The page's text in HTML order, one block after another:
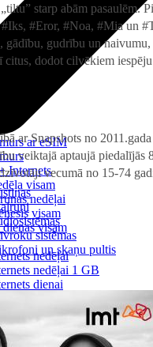
ar eSIM
Internets
visam
nedēļai
visam
dienas visam
nedēļai
nedēļai 1 GB
dienai
un tarifi Latvijā
sistēmas
un skaņu pultis
starp abām pasaulēm.
#Eror, #Noa, #Mia un
gādību, gudrību un naivumu,
citus, dodot cilvēkiem
ar Snapshots no
veiktajā aptaujā piedalījās
vecumā no 15-74